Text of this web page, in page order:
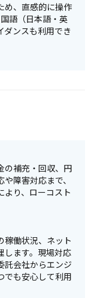
め、直感的に操作
語（日本語・英
ダンスも利用でき
の補充・回収、円
障害対応まで、
より、ローコスト
稼働状況、ネット
します。現場対応
託会社からエンジ
でも安心して利用